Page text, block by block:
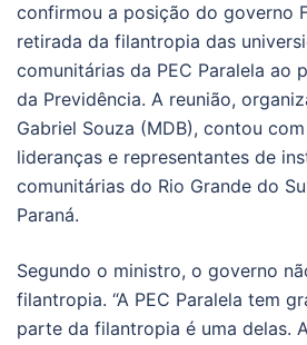
confirmou a posição do governo
retirada da filantropia das
comunitárias da PEC Paralela ao
da Previdência. A reunião,
Gabriel Souza (MDB), contou
lideranças e representantes de
comunitárias do Rio Grande do
Paraná.
Segundo o ministro, o governo
filantropia. “A PEC Paralela tem
parte da filantropia é uma delas.